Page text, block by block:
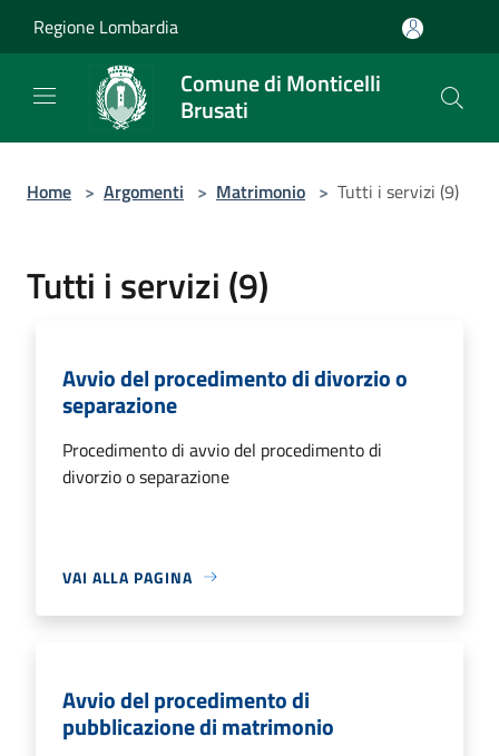
Regione Lombardia
Comune di Monticelli
Brusati
Home > Argomenti > Matrimonio > Tutti i servizi (9)
Tutti i servizi (9)
Avvio del procedimento di divorzio o
separazione
Procedimento di avvio del procedimento di
divorzio o separazione
VAI ALLA PAGINA
Avvio del procedimento di
pubblicazione di matrimonio